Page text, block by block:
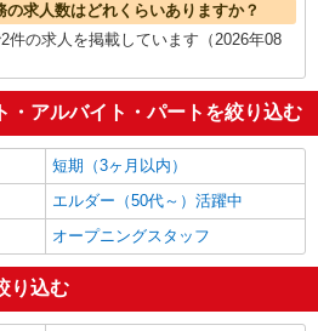
求人数はどれくらいありますか？
件の求人を掲載しています（2026年08
・アルバイト・パートを絞り込む
短期（3ヶ月以内）
エルダー（50代～）活躍中
オープニングスタッフ
り込む